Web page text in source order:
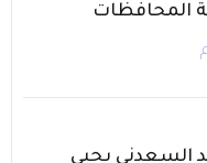
المحافظات
السعدني يحيي